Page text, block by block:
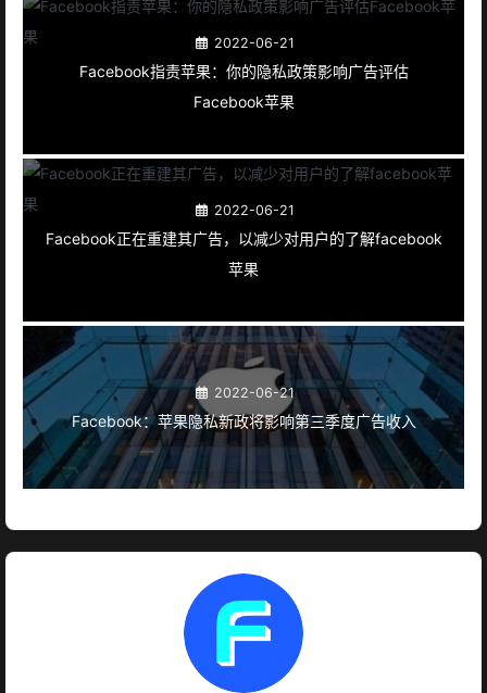
2022-06-21
Facebook指责苹果：你的隐私政策影响广告评估
Facebook苹果
2022-06-21
Facebook正在重建其广告，以减少对用户的了解facebook
苹果
2022-06-21
Facebook：苹果隐私新政将影响第三季度广告收入